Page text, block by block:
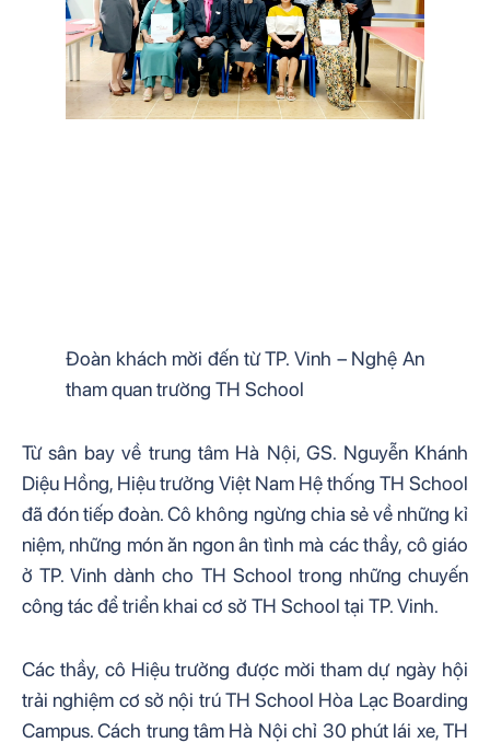
Đoàn khách mời đến từ TP. Vinh – Nghệ An
tham quan trường TH School
Từ sân bay về trung tâm Hà Nội, GS. Nguyễn Khánh
Diệu Hồng, Hiệu trưởng Việt Nam Hệ thống TH School
đã đón tiếp đoàn. Cô không ngừng chia sẻ về những kỉ
niệm, những món ăn ngon ân tình mà các thầy, cô giáo
ở TP. Vinh dành cho TH School trong những chuyến
công tác để triển khai cơ sở TH School tại TP. Vinh.
Các thầy, cô Hiệu trưởng được mời tham dự ngày hội
trải nghiệm cơ sở nội trú TH School Hòa Lạc Boarding
Campus. Cách trung tâm Hà Nội chỉ 30 phút lái xe, TH